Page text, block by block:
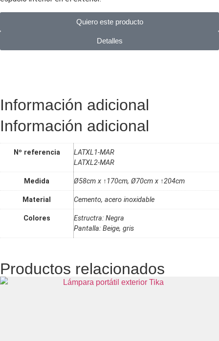
Quiero este producto
Detalles
Información adicional
Información adicional
Nº referencia
LATXL1-MAR
LATXL2-MAR
Medida Ø58cm x ↑170cm, Ø70cm x ↑204cm
Material Cemento, acero inoxidable
Colores
Estructra: Negra
Pantalla: Beige, gris
Productos relacionados